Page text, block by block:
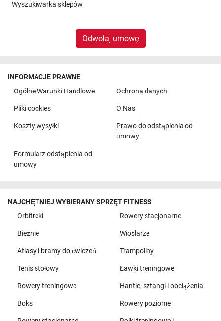
Wyszukiwarka sklepów
Odwołaj umowę
INFORMACJE PRAWNE
Ogólne Warunki Handlowe
Ochrona danych
Pliki cookies O Nas
Koszty wysyłki
Prawo do odstąpienia od
umowy
Formularz odstąpienia od
umowy
NAJCHĘTNIEJ WYBIERANY SPRZĘT FITNESS
Orbitreki
Rowery stacjonarne
Bieżnie Wioślarze
Atlasy i bramy do ćwiczeń Trampoliny
Tenis stołowy Ławki treningowe
Rowery treningowe Hantle, sztangi i obciążenia
Boks Rowery poziome